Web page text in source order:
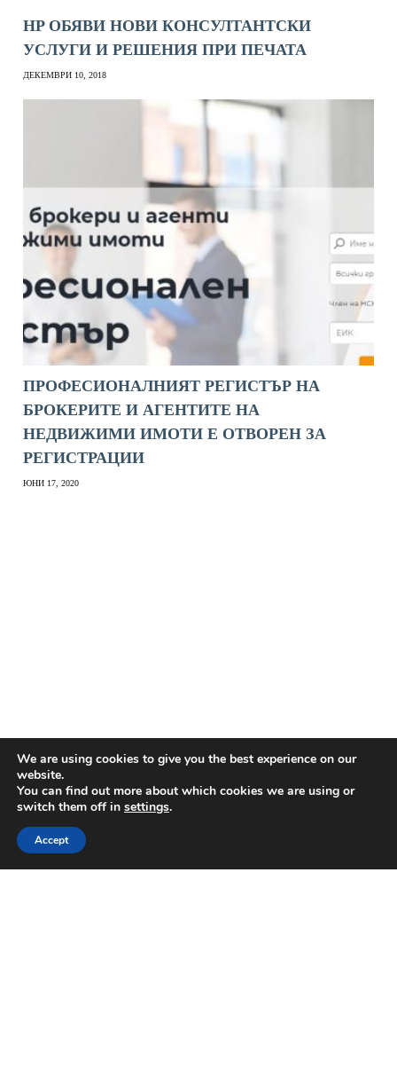
HP ОБЯВИ НОВИ КОНСУЛТАНТСКИ
УСЛУГИ И РЕШЕНИЯ ПРИ ПЕЧАТА
ДЕКЕМВРИ 10, 2018
ПРОФЕСИОНАЛНИЯТ РЕГИСТЪР НА
БРОКЕРИТЕ И АГЕНТИТЕ НА
НЕДВИЖИМИ ИМОТИ Е ОТВОРЕН ЗА
РЕГИСТРАЦИИ
ЮНИ 17, 2020
We are using cookies to give you the best experience on our
website.
You can find out more about which cookies we are using or
switch them off in settings.
Accept